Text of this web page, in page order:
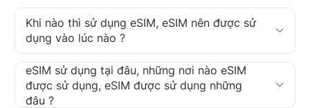
Khi nào thì sử dụng eSIM, eSIM nên được sử
dụng vào lúc nào ?
eSIM sử dụng tại đâu, những nơi nào eSIM
được sử dụng, eSIM được sử dụng những
đâu ?